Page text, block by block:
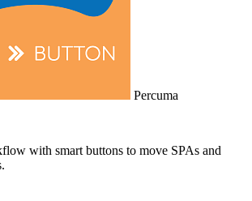
Percuma
with smart buttons to move SPAs and